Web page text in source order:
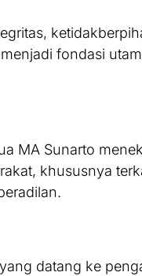
fondasi
MA Sunarto
khususnya
datang ke